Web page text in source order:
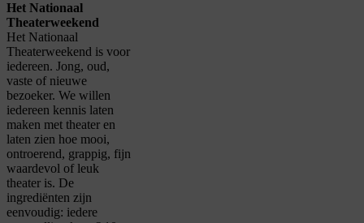
Het Nationaal
Theaterweekend
Het Nationaal
Theaterweekend is voor
iedereen. Jong, oud,
vaste of nieuwe
bezoeker. We willen
iedereen kennis laten
maken met theater en
laten zien hoe mooi,
ontroerend, grappig, fijn
waardevol of leuk
theater is. De
ingrediënten zijn
eenvoudig: iedere